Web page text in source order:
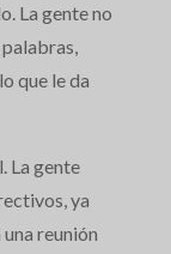
La gente no
que le da
La gente
ya
reunión